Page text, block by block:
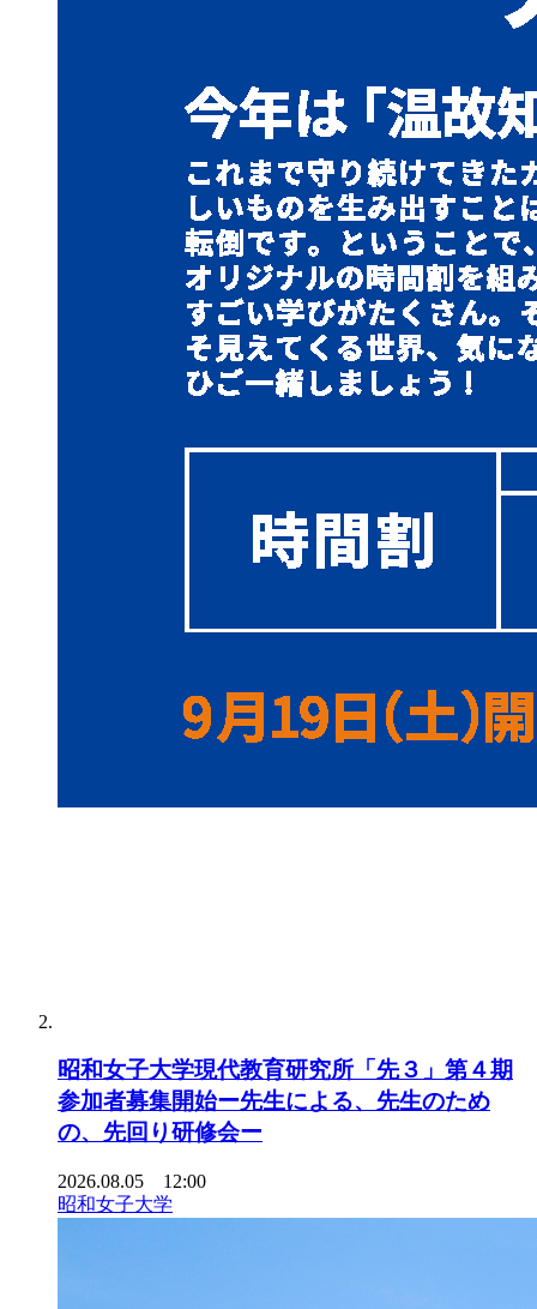
昭和女子大学現代教育研究所「先３」第４期
参加者募集開始ー先生による、先生のため
の、先回り研修会ー
2026.08.05 12:00
昭和女子大学